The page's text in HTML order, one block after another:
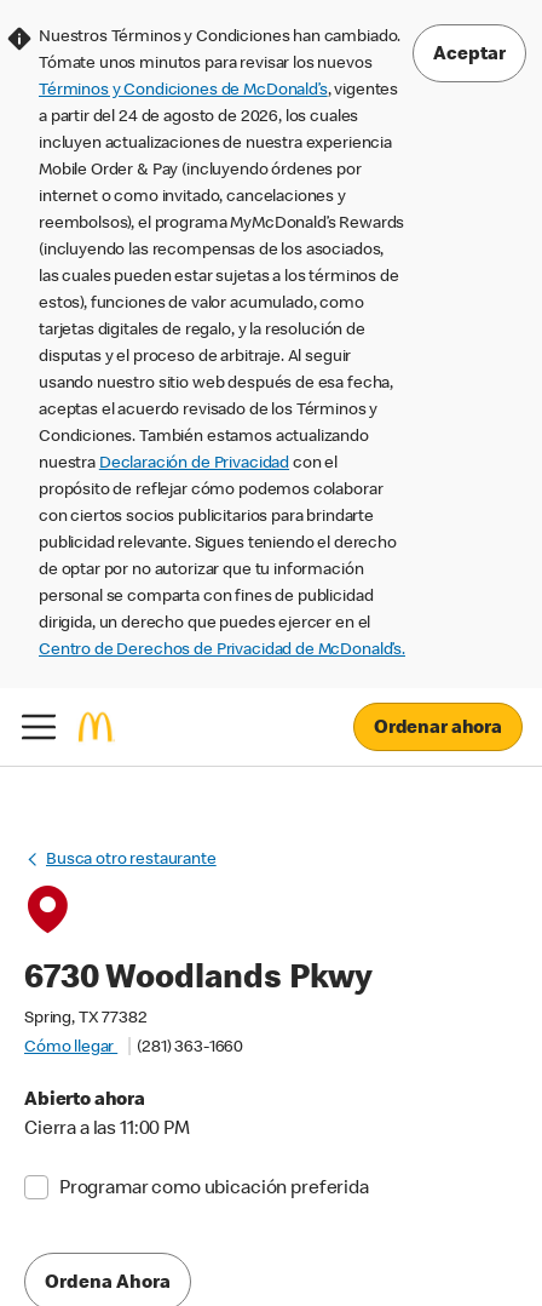
Nuestros Términos y Condiciones han cambiado.
Tómate unos minutos para revisar los nuevos
Términos y Condiciones de McDonald’s, vigentes
a partir del 24 de agosto de 2026, los cuales
incluyen actualizaciones de nuestra experiencia
Mobile Order & Pay (incluyendo órdenes por
internet o como invitado, cancelaciones y
reembolsos), el programa MyMcDonald’s Rewards
(incluyendo las recompensas de los asociados,
las cuales pueden estar sujetas a los términos de
estos), funciones de valor acumulado, como
tarjetas digitales de regalo, y la resolución de
disputas y el proceso de arbitraje. Al seguir
usando nuestro sitio web después de esa fecha,
aceptas el acuerdo revisado de los Términos y
Condiciones. También estamos actualizando
nuestra Declaración de Privacidad con el
propósito de reflejar cómo podemos colaborar
con ciertos socios publicitarios para brindarte
publicidad relevante. Sigues teniendo el derecho
de optar por no autorizar que tu información
personal se comparta con fines de publicidad
dirigida, un derecho que puedes ejercer en el
Centro de Derechos de Privacidad de McDonald’s.
Aceptar
Ordenar ahora
Busca otro restaurante
6730 Woodlands Pkwy
Spring, TX 77382
Cómo llegar
(281) 363-1660
Abierto ahora
Cierra a las 11:00 PM
Programar como ubicación preferida
Ordena Ahora